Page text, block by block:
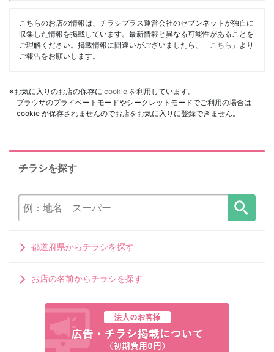
こちらのお店の情報は、チラシプラス運営会社のセブンネットが独自に
収集した情報を掲載しています。最新情報と異なる可能性があることを
ご理解ください。掲載情報に間違いがございましたら、「 こちら 」より
ご報告をお願いします。
※お気に入りのお店の保存に cookie を利用しています。
ブラウザのプライベートモードやシークレットモードでご利用の場合は
cookie が保存されませんのでお店をお気に入りに登録できません。
チラシを探す
都道府県からチラシを探す
お店の名前からチラシを探す